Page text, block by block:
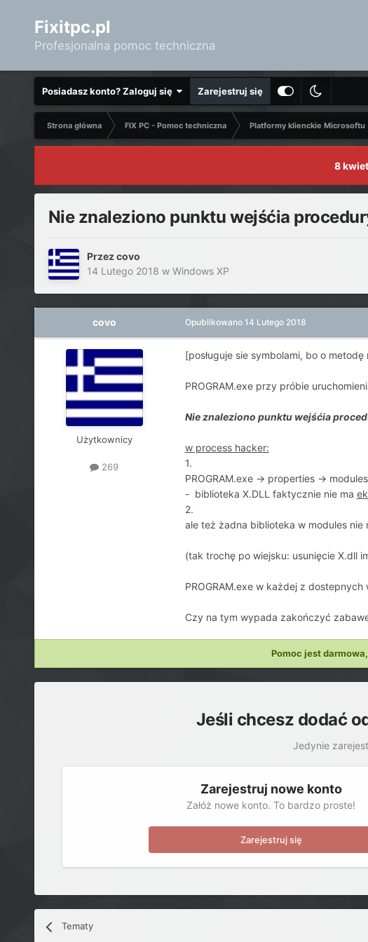
Fixitpc.pl
Profesjonalna pomoc techniczna
Posiadasz konto? Zaloguj się Zarejestruj się
Strona główna FIX PC - Pomoc techniczna Platformy klienckie Microsoftu
8
Nie znaleziono punktu wejśćia
Przezcovo
14 Lutego 2018 w Windows XP
covo
Użytkownicy
269
Opublikowano 14 Lutego 2018
[posługuje sie symbolami, bo o
PROGRAM.exe przy próbie
Nie znaleziono punktu wejśćia
w process hacker:
1.
PROGRAM.exe -> properties -> modules
- biblioteka X.DLL faktycznie nie ma
2.
ale też żadna biblioteka w modules nie
(tak trochę po wiejsku: usunięcie X.dll
PROGRAM.exe w każdej z
Czy na tym wypada zakończyć
Pomoc jest
Jeśli chcesz dodać
Jedynie
Zarejestruj nowe konto
Załóż nowe konto. To bardzo proste!
Zarejestruj się
Tematy